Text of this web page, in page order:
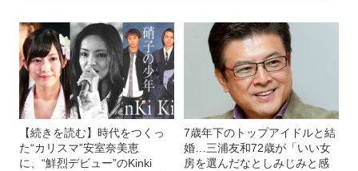
【続きを読む】時代をつくっ
た“カリスマ”安室奈美恵
に、“鮮烈デビュー”のKinki
7歳年下のトップアイドルと結
婚…三浦友和72歳が「いい女
房を選んだなとしみじみと感